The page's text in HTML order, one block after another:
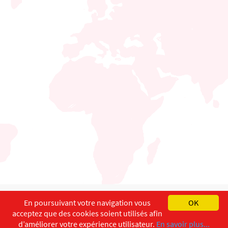
English Français
Copyright ©ISEC-AdW Aspects légaux
OK
En poursuivant votre navigation vous
acceptez que des cookies soient utilisés afin
d’améliorer votre expérience utilisateur. En savoir plus...